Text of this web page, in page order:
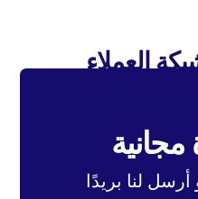
العملاء
، بشكل أساسي على
أرسل لنا بريدًا